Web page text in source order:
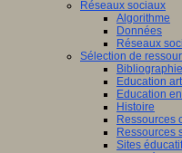
Réseaux sociaux
Algorithme
Données
Réseaux
Sélection de
Education
Education
Histoire
Ressources
Ressources
Sites